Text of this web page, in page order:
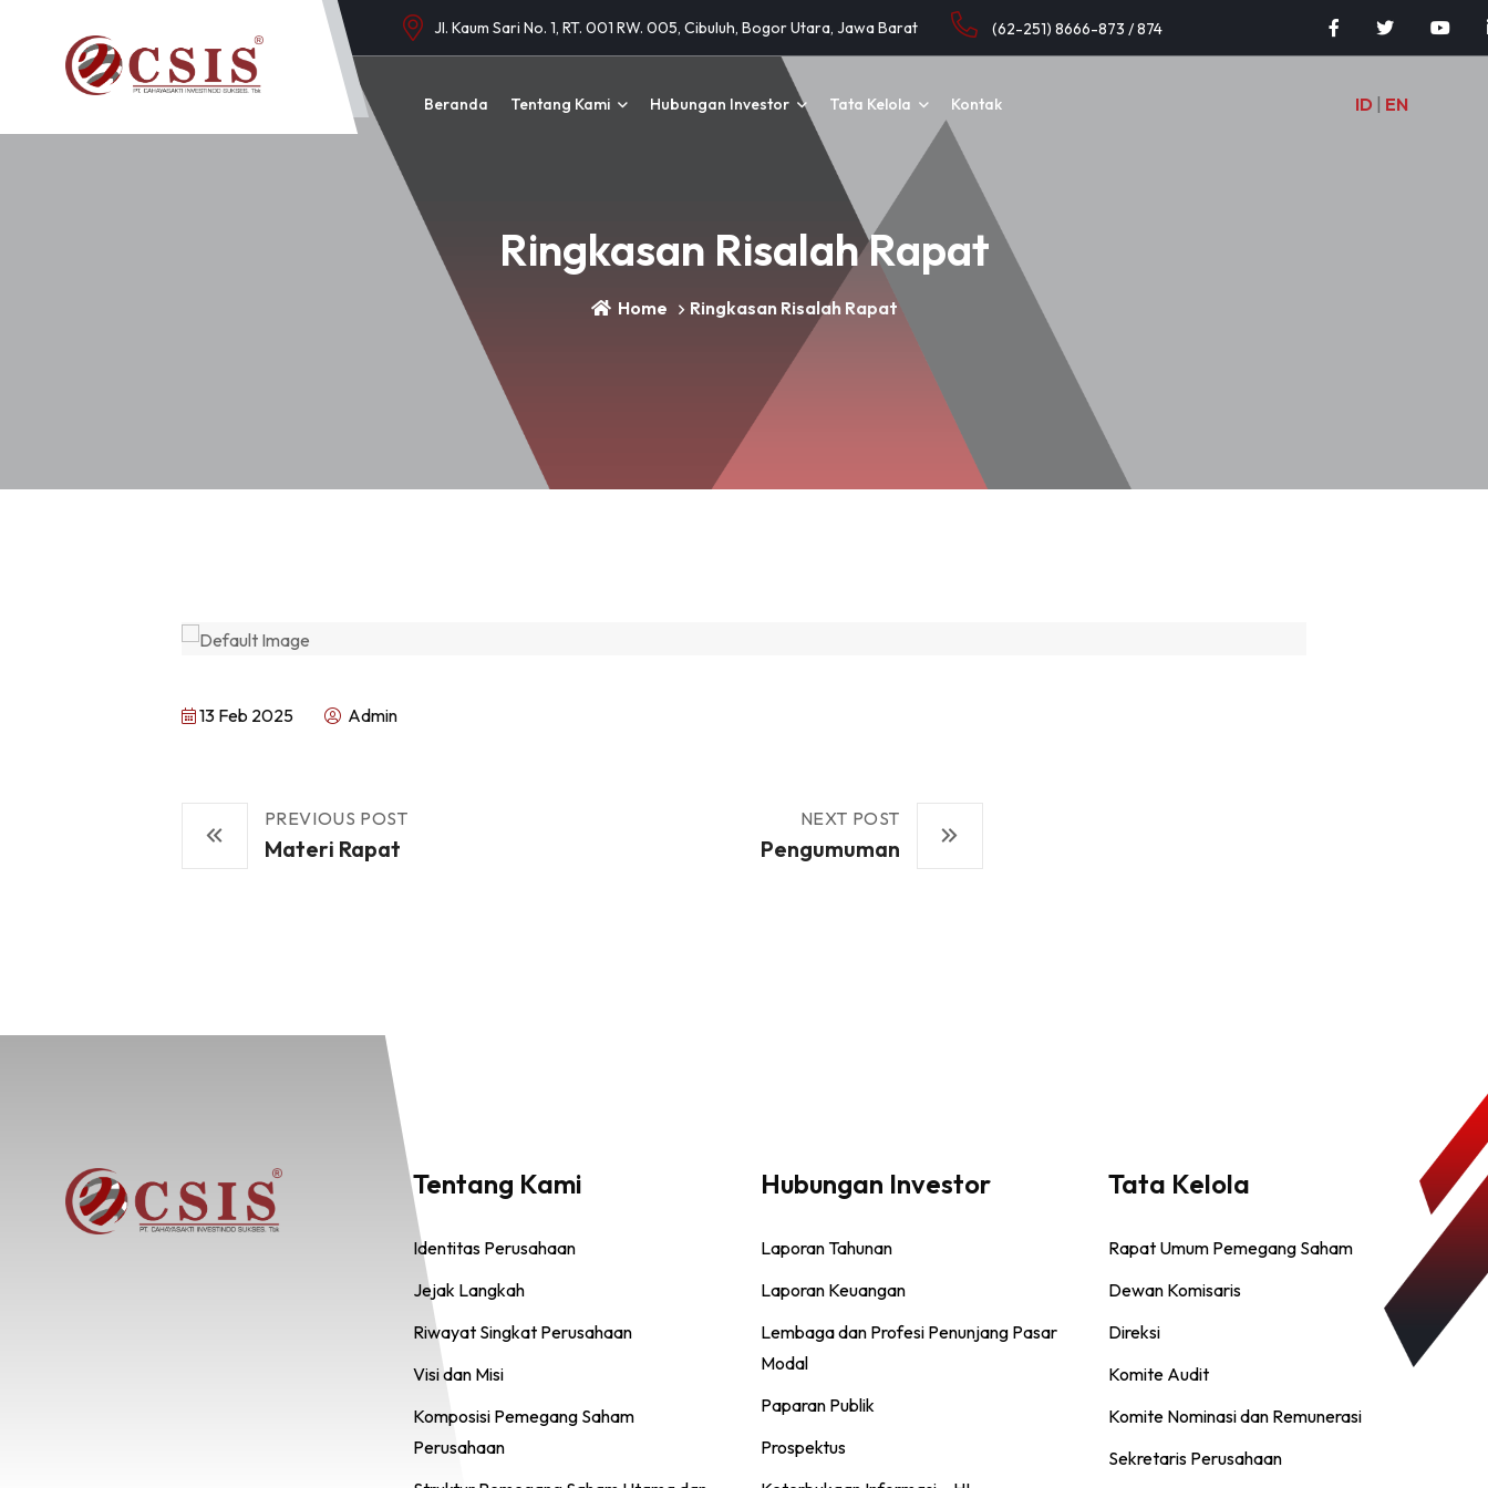
Jl. Kaum Sari No. 1, RT. 001 RW. 005, Cibuluh, Bogor Utara, Jawa Barat (62-251) 8666-873 / 874
Beranda Tentang Kami Hubungan Investor Tata Kelola Kontak ID EN
Ringkasan Risalah Rapat
Home Ringkasan Risalah Rapat
13 Feb 2025 Admin
PREVIOUS POST
Materi Rapat
NEXT POST
Pengumuman
Tentang Kami
Identitas Perusahaan
Jejak Langkah
Riwayat Singkat Perusahaan
Visi dan Misi
Komposisi Pemegang Saham
Perusahaan
Hubungan Investor
Laporan Tahunan
Laporan Keuangan
Lembaga dan Profesi Penunjang Pasar
Modal
Paparan Publik
Prospektus
Tata Kelola
Rapat Umum Pemegang Saham
Dewan Komisaris
Direksi
Komite Audit
Komite Nominasi dan Remunerasi
Sekretaris Perusahaan